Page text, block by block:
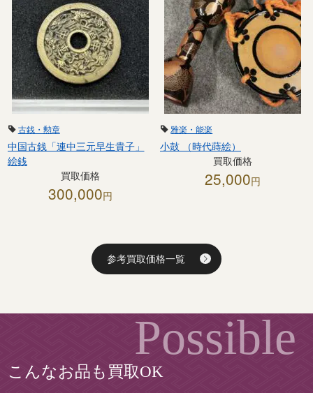
古銭・勲章
中国古銭「連中三元早生貴子」
絵銭
買取価格
300,000円
雅楽・能楽
小鼓 （時代蒔絵）
買取価格
25,000円
参考買取価格一覧
こんなお品も買取OK